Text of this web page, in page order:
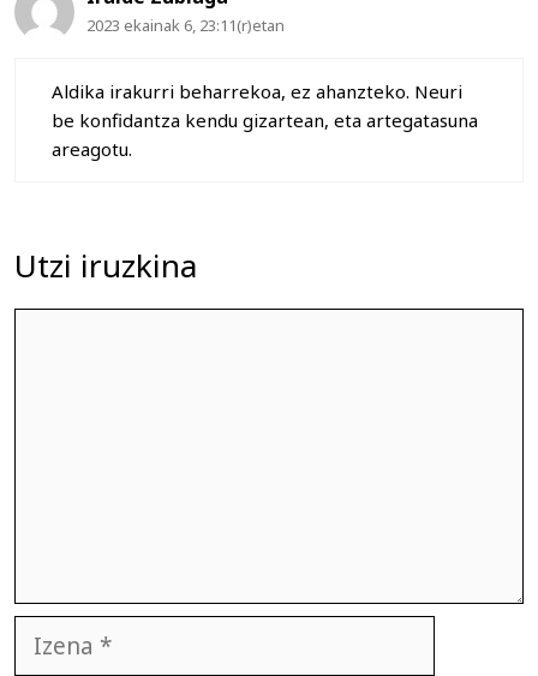
2023 ekainak 6, 23:11(r)etan
Aldika irakurri beharrekoa, ez ahanzteko. Neuri
be konfidantza kendu gizartean, eta artegatasuna
areagotu.
Utzi iruzkina